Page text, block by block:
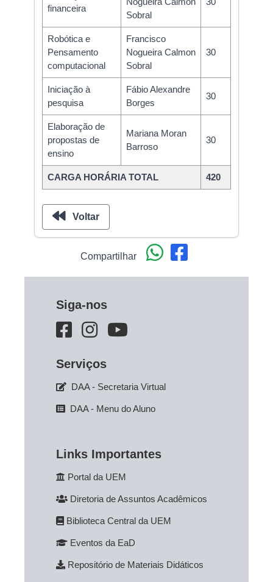
financeira
Sobral
Robótica e
Pensamento
computacional
Francisco
Nogueira Calmon
Sobral
30
Iniciação à
pesquisa
Fábio Alexandre
Borges
30
Elaboração de
propostas de
ensino
Mariana Moran
Barroso
30
CARGA HORÁRIA TOTAL 420
Voltar
Compartilhar
Siga-nos
Serviços
DAA - Secretaria Virtual
DAA - Menu do Aluno
Links Importantes
Portal da UEM
Diretoria de Assuntos Acadêmicos
Biblioteca Central da UEM
Eventos da EaD
Repositório de Materiais Didáticos